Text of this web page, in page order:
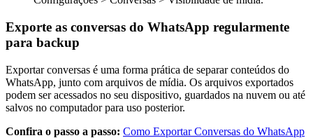
Exporte as conversas do WhatsApp regularmente
para backup
Exportar conversas é uma forma prática de separar conteúdos do
WhatsApp, junto com arquivos de mídia. Os arquivos exportados
podem ser acessados no seu dispositivo, guardados na nuvem ou até
salvos no computador para uso posterior.
Confira o passo a passo: Como Exportar Conversas do WhatsApp